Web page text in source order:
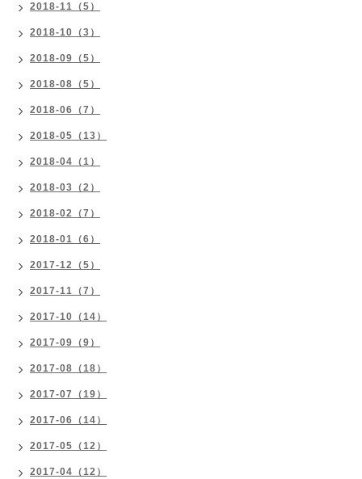
2018-11（5）
2018-10（3）
2018-09（5）
2018-08（5）
2018-06（7）
2018-05（13）
2018-04（1）
2018-03（2）
2018-02（7）
2018-01（6）
2017-12（5）
2017-11（7）
2017-10（14）
2017-09（9）
2017-08（18）
2017-07（19）
2017-06（14）
2017-05（12）
2017-04（12）